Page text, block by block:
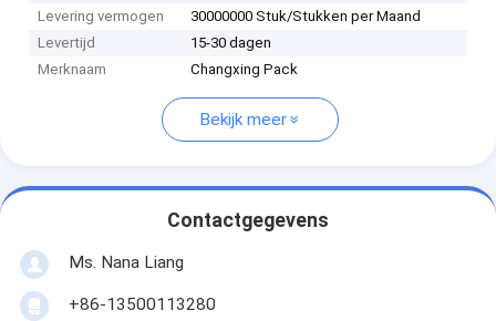
Levering vermogen
30000000 Stuk/Stukken per Maand
Levertijd
15-30 dagen
Merknaam
Changxing Pack
Bekijk meer
Contactgegevens
Ms. Nana Liang
+86-13500113280